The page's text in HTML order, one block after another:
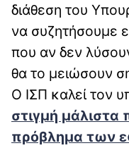
διάθεση του
να συζητήσουμε
που αν δεν
θα το μειώσουν
Ο ΙΣΠ καλεί τον
στιγμή μάλιστα
πρόβλημα των